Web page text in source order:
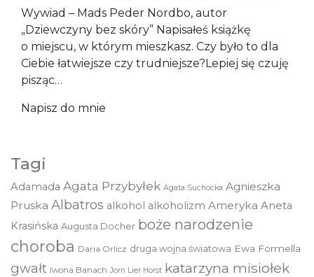
Wywiad – Mads Peder Nordbo, autor
„Dziewczyny bez skóry” Napisałeś książkę
o miejscu, w którym mieszkasz. Czy było to dla
Ciebie łatwiejsze czy trudniejsze?Lepiej się czuję
pisząc…
Napisz do mnie
Tagi
Adamada Agata Przybyłek Agata Suchocka Agnieszka
Pruska Albatros alkohol alkoholizm Ameryka Aneta
Krasińska Augusta Docher boże narodzenie
choroba Daria Orlicz druga wojna światowa Ewa Formella
gwałt Iwona Banach Jorn Lier Horst katarzyna misiołek